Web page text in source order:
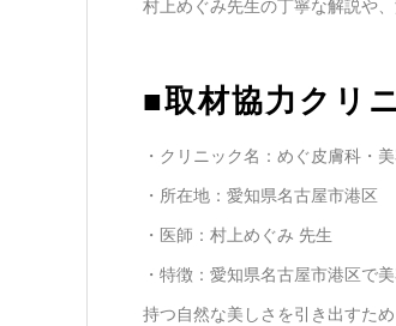
村上めぐみ先生の丁寧な解説や
■取材協力クリ
・クリニック名：めぐ皮膚科・
・所在地：愛知県名古屋市港区
・医師：村上めぐみ 先生
・特徴：愛知県名古屋市港区で
持つ自然な美しさを引き出すた